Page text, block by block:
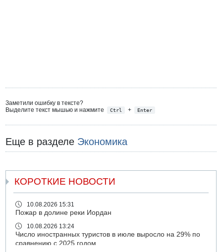
Заметили ошибку в тексте?
Выделите текст мышью и нажмите
Ctrl + Enter
Еще в разделе Экономика
КОРОТКИЕ НОВОСТИ
10.08.2026 15:31
Пожар в долине реки Иордан
10.08.2026 13:24
Число иностранных туристов в июле выросло на 29% по
сравнению с 2025 годом